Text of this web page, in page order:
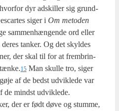
dyr adskil­ler sig grund­
siger i Om meto­den
sam­men­hæn­gen­de ord eller
tan­ker. Og det skyl­des
der skal til for at frem­brin­
15 Man skul­le tro, siger
af de bedst udvik­le­de var
de mindst udvik­le­de.
der er født døve og stum­me,